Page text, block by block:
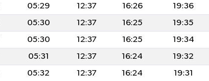
05:29 12:37 16:26 19:36
05:30 12:37 16:25 19:35
05:30 12:37 16:25 19:34
05:31 12:37 16:24 19:32
05:32 12:37 16:24 19:31